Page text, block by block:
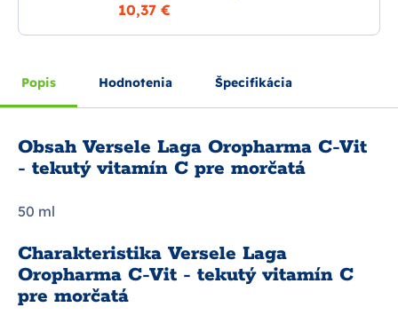
10,37 €
Popis Hodnotenia Špecifikácia
Obsah Versele Laga Oropharma C-Vit
- tekutý vitamín C pre morčatá
50 ml
Charakteristika Versele Laga
Oropharma C-Vit - tekutý vitamín C
pre morčatá